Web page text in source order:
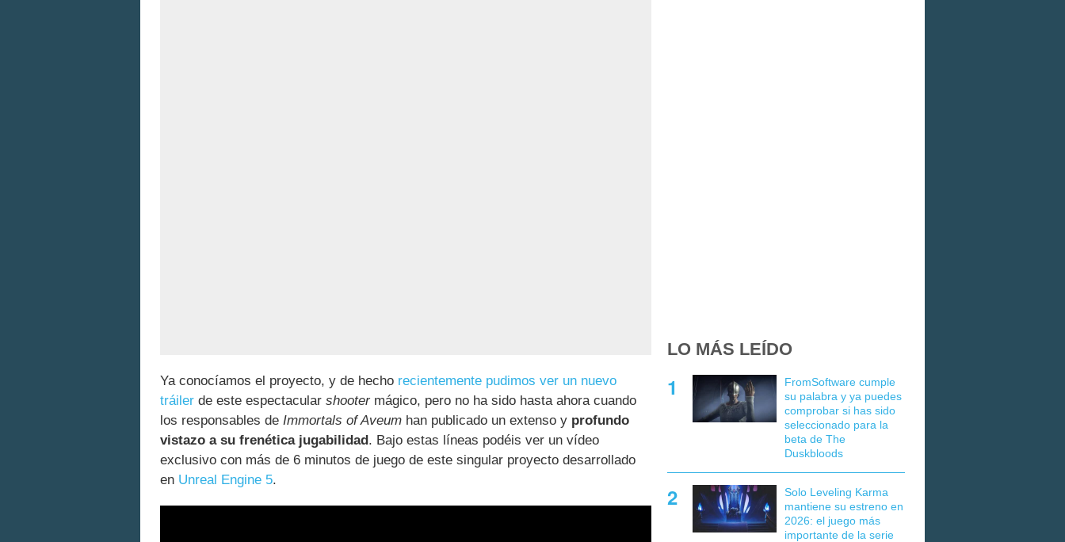
Ya conocíamos el proyecto, y de hecho recientemente pudimos ver un nuevo
tráiler de este espectacular shootermágico, pero no ha sido hasta ahora cuando
los responsables de Immortals of Aveum han publicado un extenso y profundo
vistazo a su frenética jugabilidad. Bajo estas líneas podéis ver un vídeo
exclusivo con más de 6 minutos de juego de este singular proyecto desarrollado
en Unreal Engine 5.
LO MÁS LEÍDO
FromSoftware cumple
su palabra y ya puedes
comprobar si has sido
seleccionado para la
beta de The
Duskbloods
Solo Leveling Karma
mantiene su estreno en
2026: el juego más
importante de la serie